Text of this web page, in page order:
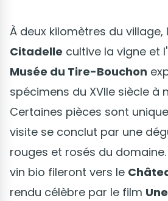
À deux kilomètres du village,
Citadelle cultive la vigne et
Musée du Tire-Bouchon
spécimens du XVIIe siècle à
Certaines pièces sont
visite se conclut par une
rouges et rosés du
vin bio fileront vers le
rendu célèbre par le film